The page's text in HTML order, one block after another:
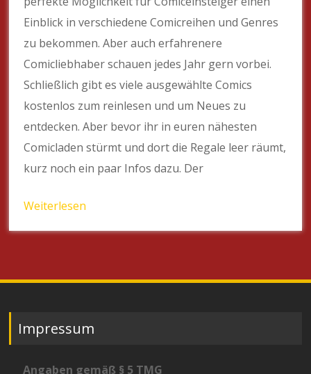
Einblick in verschiedene Comicreihen und Genres
zu bekommen. Aber auch erfahrenere
Comicliebhaber schauen jedes Jahr gern vorbei.
Schließlich gibt es viele ausgewählte Comics
kostenlos zum reinlesen und um Neues zu
entdecken. Aber bevor ihr in euren nähesten
Comicladen stürmt und dort die Regale leer räumt,
kurz noch ein paar Infos dazu. Der
Weiterlesen
Impressum
Angaben gemäß § 5 TMG